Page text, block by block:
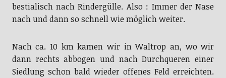
bestialisch nach Rindergülle. Also : Immer der Nase
nach und dann so schnell wie möglich weiter.
Nach ca. 10 km kamen wir in Waltrop an, wo wir
dann rechts abbogen und nach Durchqueren einer
Siedlung schon bald wieder offenes Feld erreichten.